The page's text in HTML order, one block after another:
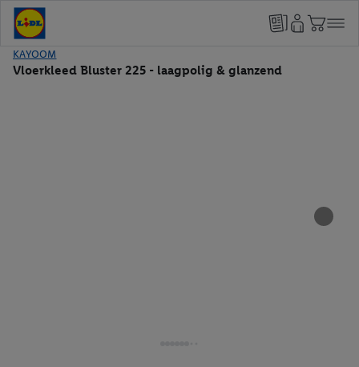
KAYOOM
Vloerkleed Bluster 225 - laagpolig & glanzend